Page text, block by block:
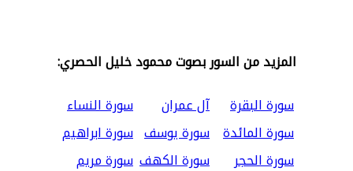
المزيد من السور بصوت محمود خليل الحصري:
سورة البقرة
آل عمران
سورة النساء
سورة المائدة سورة يوسف سورة ابراهيم
سورة الحجر
سورة الكهف سورة مريم